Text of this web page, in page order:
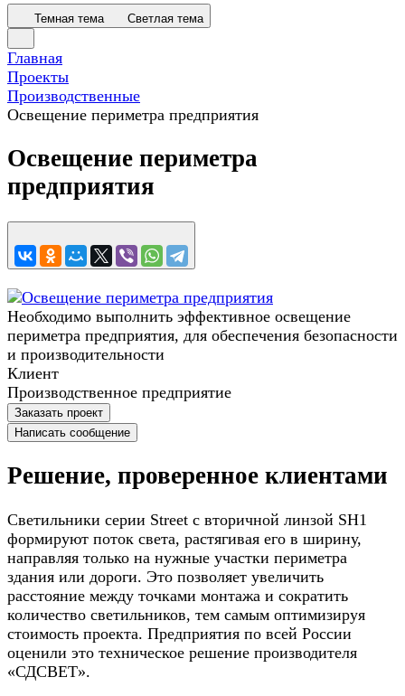
Темная тема Светлая тема
Главная
Проекты
Производственные
Освещение периметра предприятия
Освещение периметра
предприятия
Необходимо выполнить эффективное освещение
периметра предприятия, для обеспечения безопасности
и производительности
Клиент
Производственное предприятие
Заказать проект
Написать сообщение
Решение, проверенное клиентами
Светильники серии Street c вторичной линзой SH1
формируют поток света, растягивая его в ширину,
направляя только на нужные участки периметра
здания или дороги. Это позволяет увеличить
расстояние между точками монтажа и сократить
количество светильников, тем самым оптимизируя
стоимость проекта. Предприятия по всей России
оценили это техническое решение производителя
«СДСВЕТ».